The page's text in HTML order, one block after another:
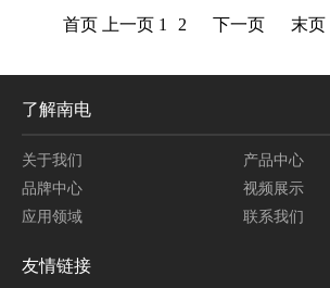
首页 上一页 1 2 下一页 末页
了解南电
关于我们
产品中心
品牌中心
视频展示
应用领域
联系我们
友情链接